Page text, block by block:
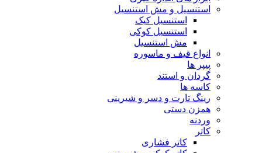
استنسیل و مش استنسیل
استنسیل کیک
استنسیل کوکی
مش استنسیل
انواع قیف و ماسوره
پیپر ها
گردان و استند
کاسه ها
رینگ تارت و دسر و شیرینی
همزن دستی
وردنه
کاتر
کاتر فشاری